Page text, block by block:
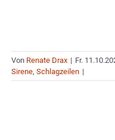
Von Renate Drax | Fr.
Sirene, Schlagzeilen |